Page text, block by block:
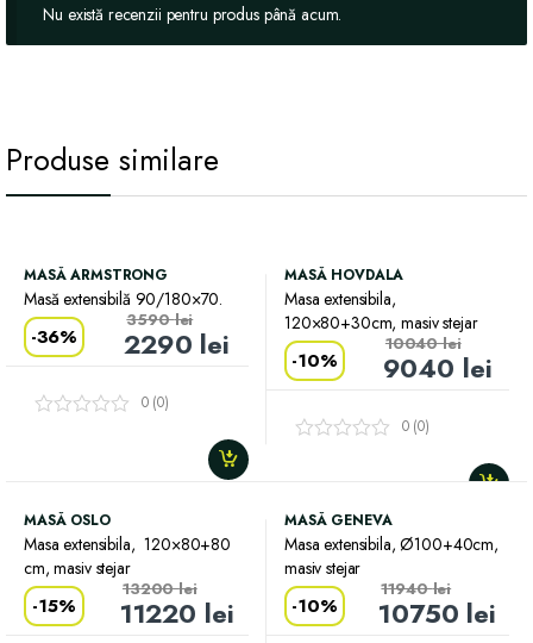
Nu există recenzii pentru produs până acum.
Produse similare
MASĂ ARMSTRONG
Masă extensibilă 90/180×70.
-36% 2290 lei
3590lei
0 (0)
MASĂ HOVDALA
Masa extensibila,
120×80+30cm, masiv stejar
-10% 9040 lei
10040lei
0 (0)
MASĂ OSLO
Masa extensibila, 120×80+80
cm, masiv stejar
-15% 11220 lei
13200lei
MASĂ GENEVA
Masa extensibila, Ø100+40cm,
masiv stejar
-10% 10750 lei
11940lei